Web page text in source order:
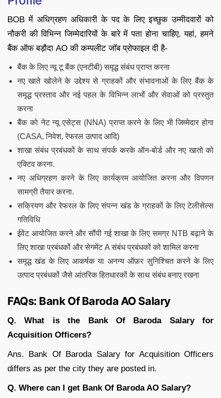
BOB में अधिग्रहण अधिकारी के पद के लिए इच्छुक उम्मीदवारों को
नौकरी की विभिन्न जिम्मेदारियों के बारे में पता होना चाहिए. यहां, हमने
बैंक ऑफ बड़ौदा AO की कम्पलीट जॉब प्रोफाइल दी है-
बैंक के लिए न्यू टू बैंक (एनटीबी) समृद्ध संबंध प्राप्त करना
नए खाते खोलेने के उद्देश्य से ग्राहकों और संभावनाओं के लिए बैंक के
समृद्ध प्रस्ताव और नई पहल के विभिन्न लाभों और सेवाओं को प्रस्तुत
करना
बैंक को नेट न्यू एसेट्स (NNA) प्राप्त करने के लिए भी जिम्मेदार होगा
(CASA, निवेश, रेफरल उत्पाद आदि)
शाखा संबंध प्रबंधकों के साथ संपर्क करके ऑन-बोर्ड और नए खातो को
एक्टिव करना.
नए अधिग्रहण करने के लिए कार्यक्रम आयोजित करना और विपणन
सामग्री तैयार करना.
सक्रियण और रेफरल के लिए संपन्न खंड के ग्राहकों के लिए टेलीसेल्स
गतिविधि
ईवेंट आयोजित करने और सौंपी गई शाखा के लिए समग्र NTB बढ़ाने के
लिए शाखा प्रबंधकों और सेगमेंट A संबंध प्रबंधकों को शामिल करना
समृद्ध खंड के लिए आकर्षक या अनन्य ऑफ़र सुनिश्चित करने के लिए
उत्पाद प्रबंधकों जैसे आंतरिक हितधारकों के साथ संबंध बनाए रखना
FAQs: Bank Of Baroda AO Salary
Q. What is the Bank Of Baroda Salary for
Acquisition Officers?
Ans. Bank Of Baroda Salary for Acquisition Officers
differs as per the city they are posted in.
Q. Where can I get Bank Of Baroda AO Salary?